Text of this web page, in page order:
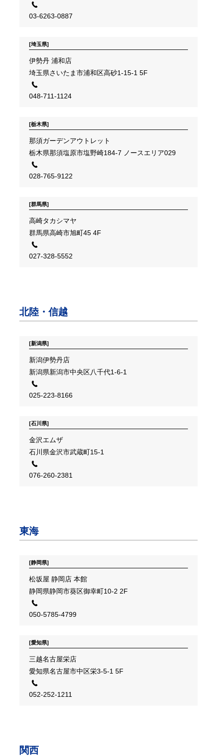
03-6263-0887
[埼玉県]
伊勢丹 浦和店
埼玉県さいたま市浦和区高砂1-15-1 5F
048-711-1124
[栃木県]
那須ガーデンアウトレット
栃木県那須塩原市塩野崎184-7 ノースエリア029
028-765-9122
[群馬県]
高崎タカシマヤ
群馬県高崎市旭町45 4F
027-328-5552
北陸・信越
[新潟県]
新潟伊勢丹店
新潟県新潟市中央区八千代1-6-1
025-223-8166
[石川県]
金沢エムザ
石川県金沢市武蔵町15-1
076-260-2381
東海
[静岡県]
松坂屋 静岡店 本館
静岡県静岡市葵区御幸町10-2 2F
050-5785-4799
[愛知県]
三越名古屋栄店
愛知県名古屋市中区栄3-5-1 5F
052-252-1211
関西